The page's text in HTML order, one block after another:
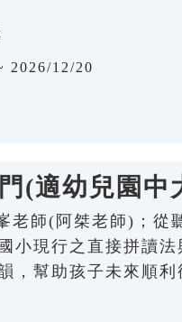
2026/12/20
(適幼兒園中
老師(阿桀老師)；從
小現行之直接拼讀
，幫助孩子未來順利